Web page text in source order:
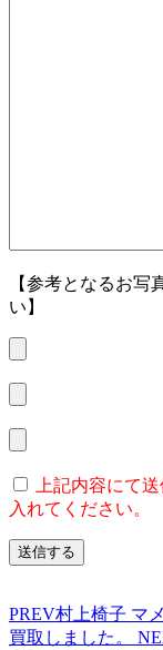
【参考となるお写
い】
上記内容にて
入れてください。
PREV村上椅子 マ
買取しました。